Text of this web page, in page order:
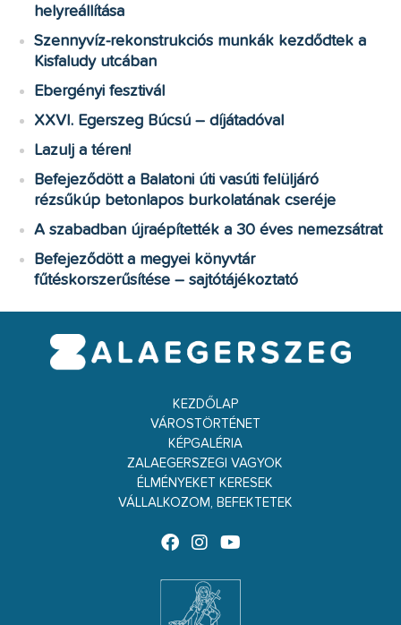
helyreállítása
Szennyvíz-rekonstrukciós munkák kezdődtek a
Kisfaludy utcában
Ebergényi fesztivál
XXVI. Egerszeg Búcsú – díjátadóval
Lazulj a téren!
Befejeződött a Balatoni úti vasúti felüljáró
rézsűkúp betonlapos burkolatának cseréje
A szabadban újraépítették a 30 éves nemezsátrat
Befejeződött a megyei könyvtár
fűtéskorszerűsítése – sajtótájékoztató
KEZDŐLAP
VÁROSTÖRTÉNET
KÉPGALÉRIA
ZALAEGERSZEGI VAGYOK
ÉLMÉNYEKET KERESEK
VÁLLALKOZOM, BEFEKTETEK